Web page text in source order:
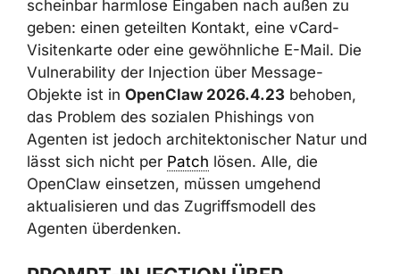
Kontakt, eine vCard-Visitenkarte oder eine
gewöhnliche E-Mail. Die Vulnerability der
Injection über Message-Objekte ist in
OpenClaw 2026.4.23behoben, das Problem
des sozialen Phishings von Agenten ist jedoch
architektonischer Natur und lässt sich nicht
perPatchlösen. Alle, die OpenClaw
einsetzen, müssen umgehend aktualisieren
und das Zugriffsmodell des Agenten
überdenken.
PROMPT-INJECTION ÜBER